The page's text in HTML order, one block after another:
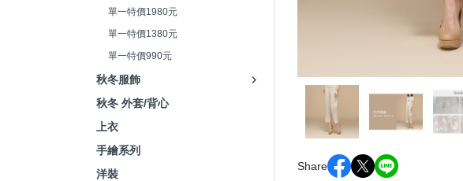
單一特價1980元
單一特價1380元
單一特價990元
秋冬服飾
秋冬 外套/背心
上衣
手繪系列
洋裝
Share